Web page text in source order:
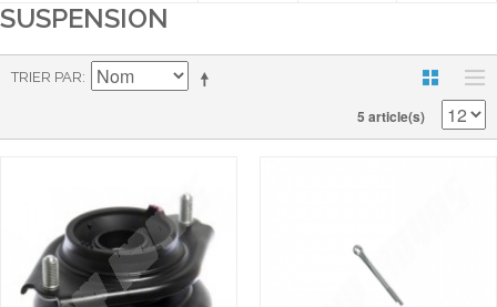
SUSPENSION
TRIER PAR
5 article(s)